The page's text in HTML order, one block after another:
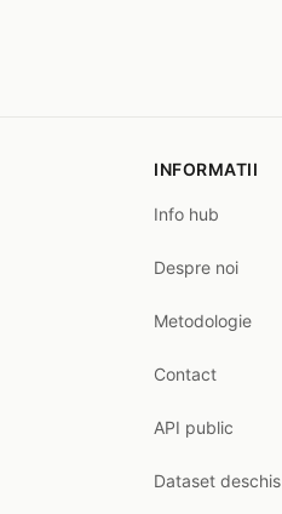
INFORMATII
Info hub
Despre noi
Metodologie
Contact
API public
Dataset deschis